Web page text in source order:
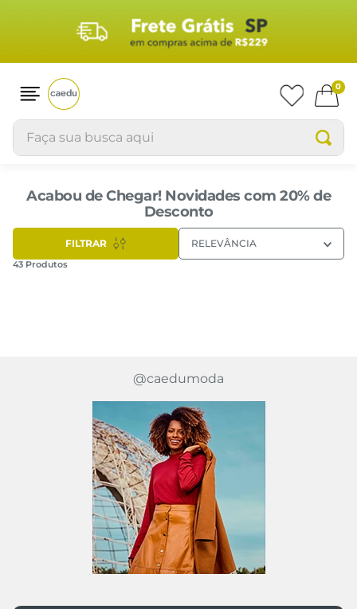
0
Faça sua busca aqui
Acabou de Chegar! Novidades com 20% de
Desconto
FILTRAR RELEVÂNCIA
43 Produtos
@caedumoda